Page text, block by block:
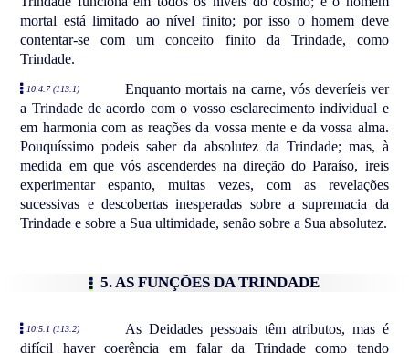
mortal está limitado ao nível finito; por isso o homem deve
contentar-se com um conceito finito da Trindade, como
Trindade.
10:4.7 (113.1)
Enquanto mortais na carne, vós deveríeis ver
a Trindade de acordo com o vosso esclarecimento individual e
em harmonia com as reações da vossa mente e da vossa alma.
Pouquíssimo podeis saber da absolutez da Trindade; mas, à
medida em que vós ascenderdes na direção do Paraíso, ireis
experimentar espanto, muitas vezes, com as revelações
sucessivas e descobertas inesperadas sobre a supremacia da
Trindade e sobre a Sua ultimidade, senão sobre a Sua absolutez.
5. AS FUNÇÕES DA TRINDADE
10:5.1 (113.2)
As Deidades pessoais têm atributos, mas é
difícil haver coerência em falar da Trindade como tendo